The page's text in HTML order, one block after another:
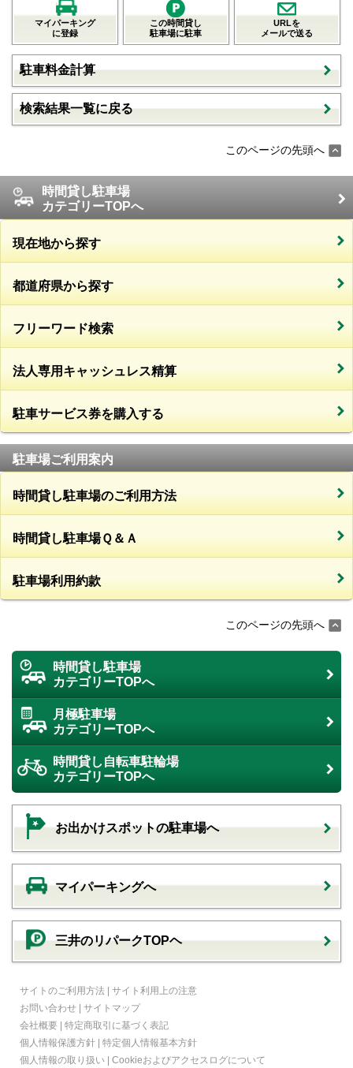
マイパーキング
に登録
この時間貸し
駐車場に駐車
URLを
メールで送る
駐車料金計算
検索結果一覧に戻る
このページの先頭へ
時間貸し駐車場
カテゴリーTOPへ
現在地から探す
都道府県から探す
フリーワード検索
法人専用キャッシュレス精算
駐車サービス券を購入する
駐車場ご利用案内
時間貸し駐車場のご利用方法
時間貸し駐車場Ｑ＆Ａ
駐車場利用約款
このページの先頭へ
時間貸し駐車場
カテゴリーTOPへ
月極駐車場
カテゴリーTOPへ
時間貸し自転車駐輪場
カテゴリーTOPへ
お出かけスポットの駐車場へ
マイパーキングへ
三井のリパークTOPヘ
サイトのご利用方法 | サイト利用上の注意
お問い合わせ | サイトマップ
会社概要 | 特定商取引に基づく表記
個人情報保護方針 | 特定個人情報基本方針
個人情報の取り扱い | Cookieおよびアクセスログについて